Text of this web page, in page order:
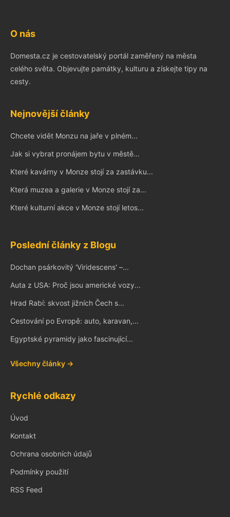
O nás
Domesta.cz je cestovatelský portál zaměřený na města
celého světa. Objevujte památky, kulturu a získejte tipy na
cesty.
Nejnovější články
Chcete vidět Monzu na jaře v plném...
Jak si vybrat pronájem bytu v městě...
Které kavárny v Monze stojí za zastávku...
Která muzea a galerie v Monze stojí za...
Které kulturní akce v Monze stojí letos...
Poslední články z Blogu
Dochan psárkovitý 'Viridescens' –...
Auta z USA: Proč jsou americké vozy...
Hrad Rabí: skvost jižních Čech s...
Cestování po Evropě: auto, karavan,...
Egyptské pyramidy jako fascinující...
Všechny články →
Rychlé odkazy
Úvod
Kontakt
Ochrana osobních údajů
Podmínky použití
RSS Feed